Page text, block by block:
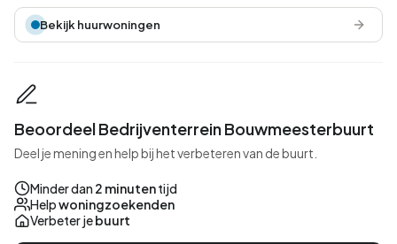
Bekijk huurwoningen
Beoordeel Bedrijventerrein Bouwmeesterbuurt
Deel je mening en help bij het verbeteren van de buurt.
Minder dan 2 minutentijd
Helpwoningzoekenden
Verbeter jebuurt